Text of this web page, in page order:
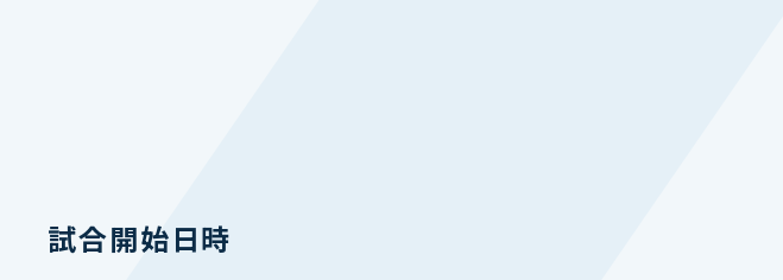
試合開始日時